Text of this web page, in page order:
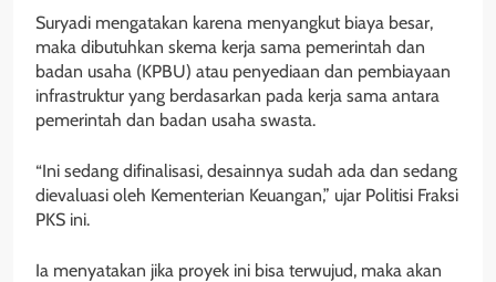
Suryadi mengatakan karena menyangkut biaya besar,
maka dibutuhkan skema kerja sama pemerintah dan
badan usaha (KPBU) atau penyediaan dan pembiayaan
infrastruktur yang berdasarkan pada kerja sama antara
pemerintah dan badan usaha swasta.
“Ini sedang difinalisasi, desainnya sudah ada dan sedang
dievaluasi oleh Kementerian Keuangan,” ujar Politisi Fraksi
PKS ini.
Ia menyatakan jika proyek ini bisa terwujud, maka akan